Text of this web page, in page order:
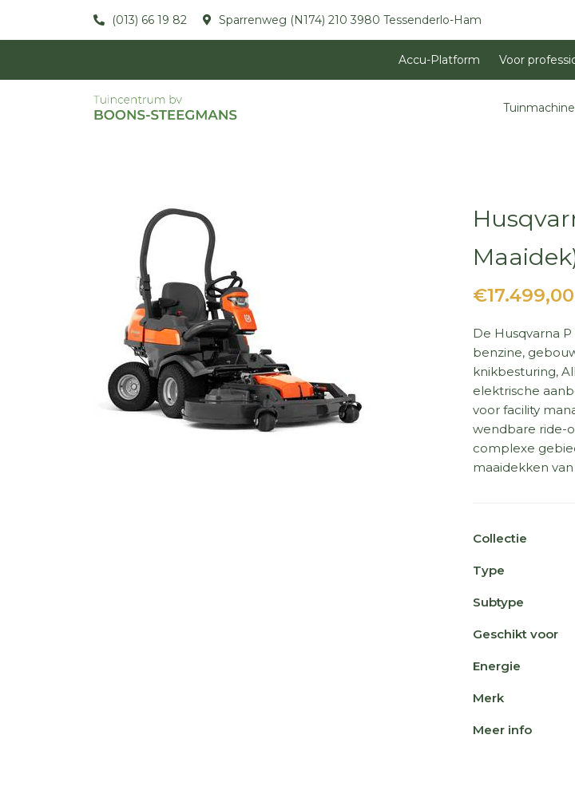
(013) 66 19 82 Sparrenweg (N174) 210 3980 Tessenderlo-Ham
Accu-Platform Voor
€17.499,00
De Husqvarna
benzine,
knikbesturing,
elektrische
voor facility
wendbare ride-
complexe
maaidekken van
Collectie
Type
Subtype
Geschikt voor
Energie
Merk
Meer info